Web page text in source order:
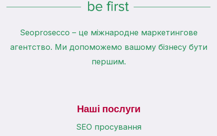
Seoprosecco – це міжнародне маркетингове
агентство. Ми допоможемо вашому бізнесу бути
першим.
Наші послуги
SEO просування